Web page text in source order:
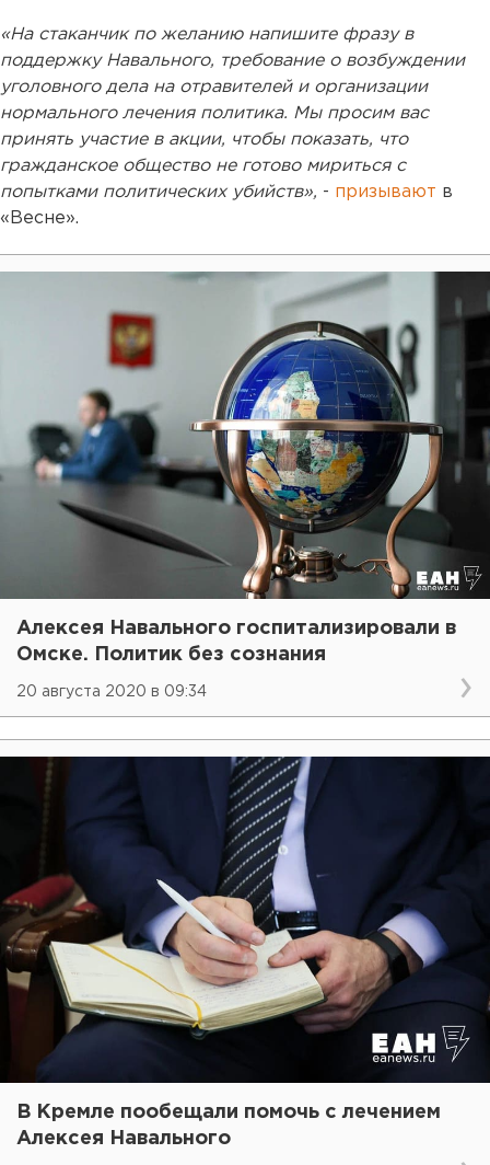
«На стаканчик по желанию напишите фразу в
поддержку Навального, требование о возбуждении
уголовного дела на отравителей и организации
нормального лечения политика. Мы просим вас
принять участие в акции, чтобы показать, что
гражданское общество не готово мириться с
попытками политических убийств», - призывают в
«Весне».
Алексея Навального госпитализировали в
Омске. Политик без сознания
20 августа 2020 в 09:34
В Кремле пообещали помочь с лечением
Алексея Навального